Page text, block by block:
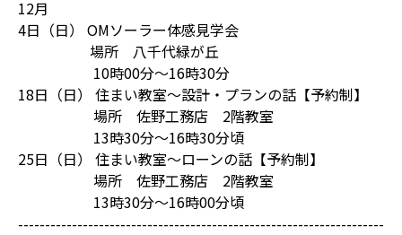
12月
4日（日） OMソーラー体感見学会
場所 八千代緑が丘
10時00分～16時30分
18日（日） 住まい教室～設計・プランの話【予約制】
場所 佐野工務店 2階教室
13時30分～16時30分頃
25日（日） 住まい教室～ローンの話【予約制】
場所 佐野工務店 2階教室
13時30分～16時00分頃
--------------------------------------------------------------------